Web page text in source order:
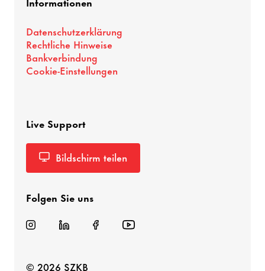
Datenschutzerklärung
Rechtliche Hinweise
Bankverbindung
Cookie-Einstellungen
Live Support
Bildschirm teilen
Folgen Sie uns
© 2026 SZKB